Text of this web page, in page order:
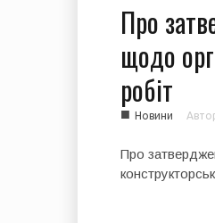
Про
щодо
робіт
■ Новини
Про